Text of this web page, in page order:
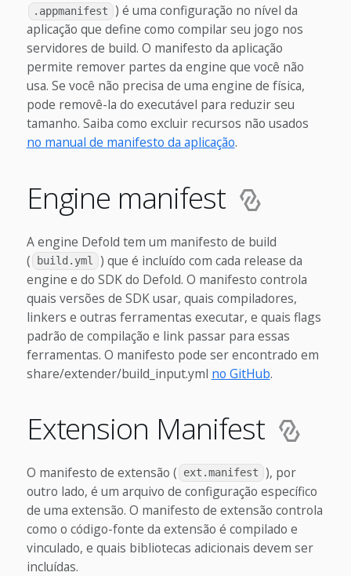
.appmanifest
) é uma configuração no nível da
aplicação que define como compilar seu jogo nos
servidores de build. O manifesto da aplicação
permite remover partes da engine que você não
usa. Se você não precisa de uma engine de física,
pode removê-la do executável para reduzir seu
tamanho. Saiba como excluir recursos não usados
no manual de manifesto da aplicação.
Engine manifest
A engine Defold tem um manifesto de build
(
build.yml
) que é incluído com cada release da
engine e do SDK do Defold. O manifesto controla
quais versões de SDK usar, quais compiladores,
linkers e outras ferramentas executar, e quais flags
padrão de compilação e link passar para essas
ferramentas. O manifesto pode ser encontrado em
share/extender/build_input.yml no GitHub.
Extension Manifest
O manifesto de extensão ( ext.manifest
), por
outro lado, é um arquivo de configuração específico
de uma extensão. O manifesto de extensão controla
como o código-fonte da extensão é compilado e
vinculado, e quais bibliotecas adicionais devem ser
incluídas.